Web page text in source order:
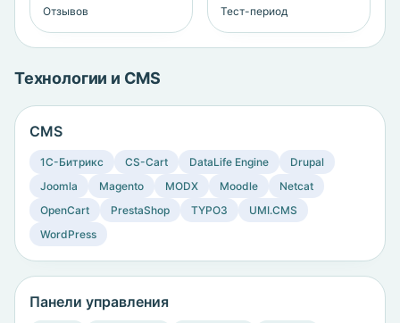
Отзывов Тест-период
Технологии и CMS
CMS
1C-Битрикс CS-Cart DataLife Engine
Drupal
Joomla
Magento MODX Moodle
Netcat
OpenCart
PrestaShop TYPO3
UMI.CMS
WordPress
Панели управления